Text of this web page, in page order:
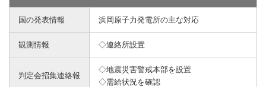
国の発表情報 浜岡原子力発電所の主な対応
観測情報 ◇連絡所設置
判定会招集連絡報
◇地震災害警戒本部を設置
◇需給状況を確認